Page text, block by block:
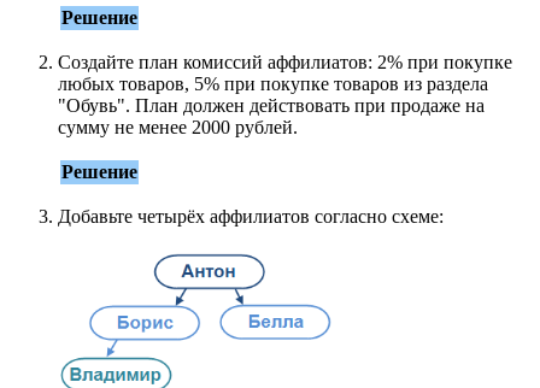
Решение
Создайте план комиссий аффилиатов: 2% при покупке
любых товаров, 5% при покупке товаров из раздела
"Обувь". План должен действовать при продаже на
сумму не менее 2000 рублей.
Решение
Добавьте четырёх аффилиатов согласно схеме: